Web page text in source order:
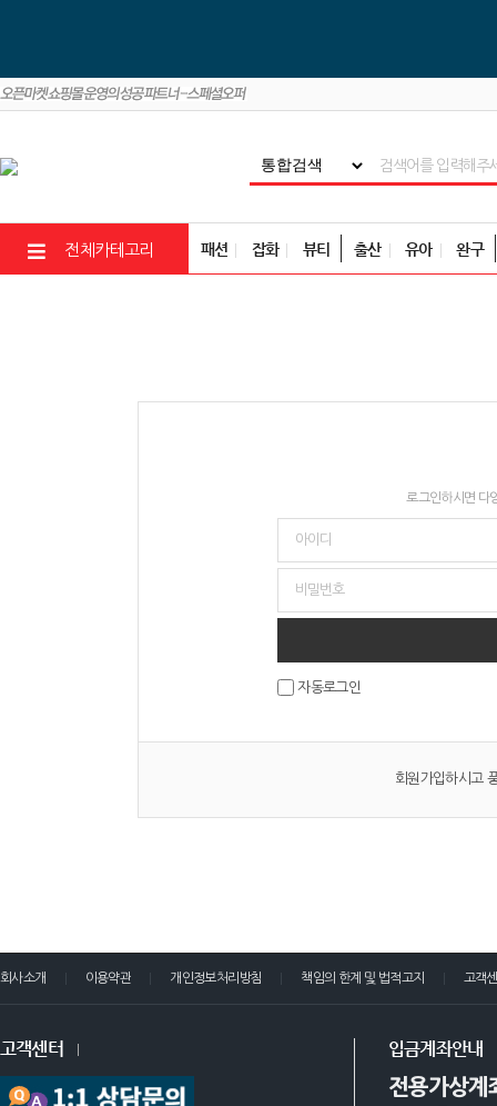
전체카테고리 패션 잡화 뷰티 출산 유아 완구
로그인하시면 다
자동로그인
회원가입하시고
회사소개 이용약관 개인정보처리방침 책임의 한계 및 법적고지 고객
고객센터 입금계좌안내
전용가상계